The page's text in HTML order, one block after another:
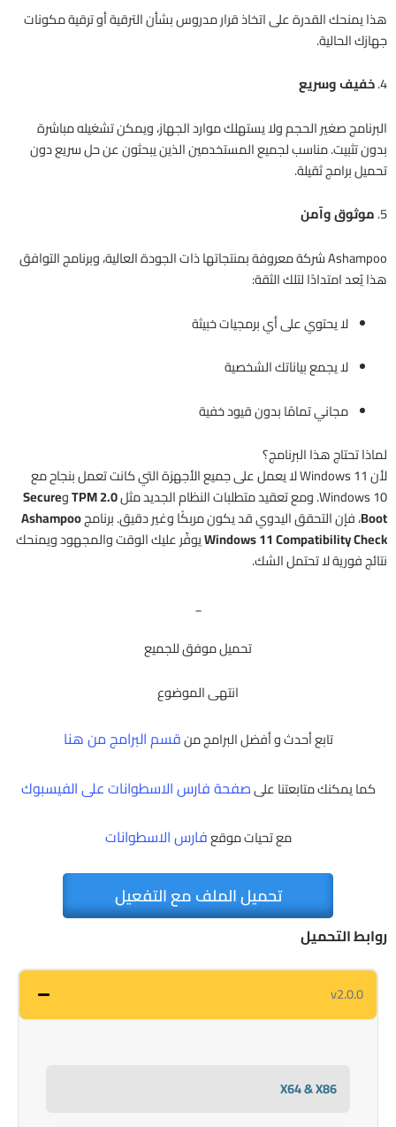
هذا يمنحك القدرة على اتخاذ قرار مدروس بشأن الترقية أو ترقية مكونات
جهازك الحالية.
4. خفيف وسريع
البرنامج صغير الحجم ولا يستهلك موارد الجهاز، ويمكن تشغيله مباشرة
بدون تثبيت. مناسب لجميع المستخدمين الذين يبحثون عن حل سريع دون
تحميل برامج ثقيلة.
5. موثوق وآمن
Ashampoo شركة معروفة بمنتجاتها ذات الجودة العالية، وبرنامج التوافق
هذا يُعد امتدادًا لتلك الثقة:
لا يحتوي على أي برمجيات خبيثة
لا يجمع بياناتك الشخصية
مجاني تمامًا بدون قيود خفية
لماذا تحتاج هذا البرنامج؟
لأن Windows 11 لا يعمل على جميع الأجهزة التي كانت تعمل بنجاح مع
Windows 10. ومع تعقيد متطلبات النظام الجديد مثل
TPM 2.0وSecure
Boot، فإن التحقق اليدوي قد يكون مربكًا وغير دقيق. برنامجAshampoo
Windows 11 Compatibility Checkيوفّر عليك الوقت والمجهود ويمنحك
نتائج فورية لا تحتمل الشك.
_
تحميل موفق للجميع
انتهى الموضوع
تابع أحدث و أفضل البرامج منقسم البرامج من هنا
كما يمكنك متابعتنا علىصفحة فارس الاسطوانات على الفيسبوك
مع تحيات موقعفارس الاسطوانات
تحميل الملف مع التفعيل
روابط التحميل
v2.0.0
X64 & X86